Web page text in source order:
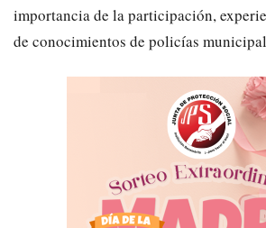
importancia de la participación,
de conocimientos de policías